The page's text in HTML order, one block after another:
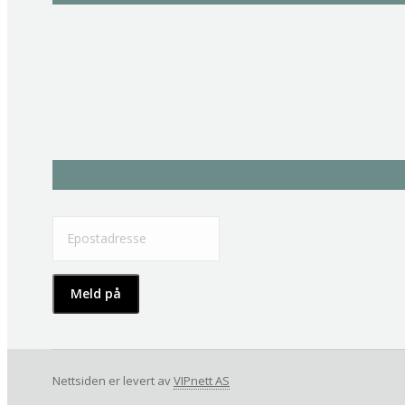
Nettsiden er levert avVIPnett AS